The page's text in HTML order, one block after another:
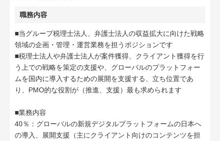
職務内容
■当グループ税理士法人、弁護士法人の収益拡大に向けた戦略
領域の企画・管理・運営業務を担うポジションです
■税理士法人や弁護士法人が案件獲得、クライアント獲得を行
う上での戦略を策定の支援や、グローバルのプラットフォー
ムを国内に導入するための展開を支援する、立ち位置であ
り、PMO的な役割が（推進、支援）最も求められます
■業務内容
40％：グローバルの新規デジタルプラットフォームの日本へ
の導入、展開支援（主にクライアント向けのコンテンツを担